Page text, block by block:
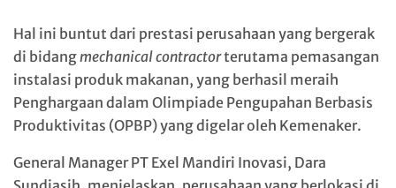
Hal ini buntut dari prestasi perusahaan yang bergerak
di bidangmechanical contractorterutama pemasangan
instalasi produk makanan, yang berhasil meraih
Penghargaan dalam Olimpiade Pengupahan Berbasis
Produktivitas (OPBP) yang digelar oleh Kemenaker.
General Manager PT Exel Mandiri Inovasi, Dara